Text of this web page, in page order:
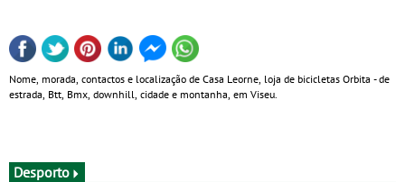
Nome, morada, contactos e localização de Casa Leorne, loja de bicicletas Orbita - de
estrada, Btt, Bmx, downhill, cidade e montanha, em Viseu.
Desporto